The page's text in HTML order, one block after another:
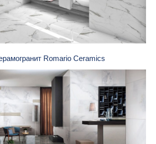
Romario Ceramics